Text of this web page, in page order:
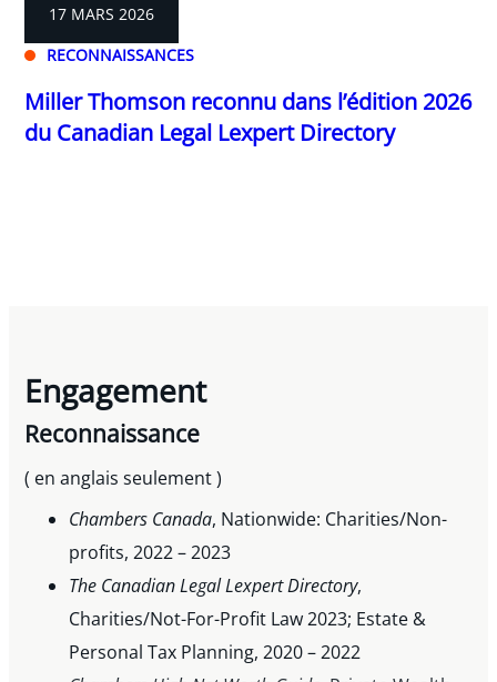
RECONNAISSANCES
17 MARS 2026
Miller Thomson reconnu dans l’édition 2026
du Canadian Legal Lexpert Directory
Engagement
Reconnaissance
( en anglais seulement )
Chambers Canada, Nationwide: Charities/Non-
profits, 2022 – 2023
The Canadian Legal Lexpert Directory,
Charities/Not-For-Profit Law 2023; Estate &
Personal Tax Planning, 2020 – 2022